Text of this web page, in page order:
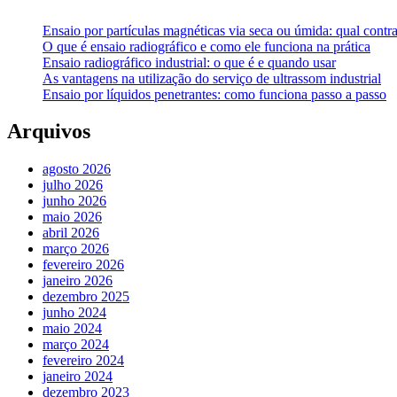
Ensaio por partículas magnéticas via seca ou úmida: qual
O que é ensaio radiográfico e como ele funciona na prática
Ensaio radiográfico industrial: o que é e quando usar
As vantagens na utilização do serviço de ultrassom industrial
Ensaio por líquidos penetrantes: como funciona passo a passo
Arquivos
agosto 2026
julho 2026
junho 2026
maio 2026
abril 2026
março 2026
fevereiro 2026
janeiro 2026
dezembro 2025
junho 2024
maio 2024
março 2024
fevereiro 2024
janeiro 2024
dezembro 2023